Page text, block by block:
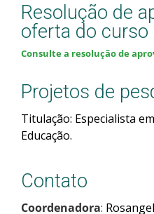
Resolução de
oferta do curso
Consulte a resolução de
Projetos de
Titulação: Especialista
Educação.
Contato
Coordenadora: